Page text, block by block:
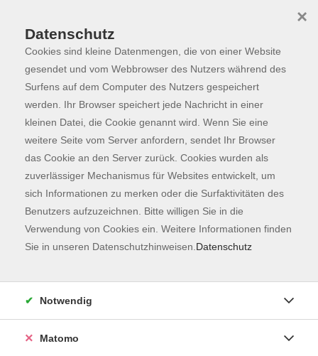
Skip to main content
Über uns Unsere Lehrkräfte
Heiermann, Ute
Kundalini-Yogalehrerin,
zertifizierte Gong-
Meditations-Lehrerin
Meine Suche nach Ausgleich und
innerer Ruhe führten mich zum
Datenschutz
Cookies sind kleine Datenmengen, die von einer Website
gesendet und vom Webbrowser des Nutzers während des
Surfens auf dem Computer des Nutzers gespeichert
werden. Ihr Browser speichert jede Nachricht in einer
kleinen Datei, die Cookie genannt wird. Wenn Sie eine
weitere Seite vom Server anfordern, sendet Ihr Browser
das Cookie an den Server zurück. Cookies wurden als
zuverlässiger Mechanismus für Websites entwickelt, um
sich Informationen zu merken oder die Surfaktivitäten des
Benutzers aufzuzeichnen. Bitte willigen Sie in die
Verwendung von Cookies ein. Weitere Informationen finden
Sie in unseren Datenschutzhinweisen. Datenschutz
×
Notwendig
Matomo